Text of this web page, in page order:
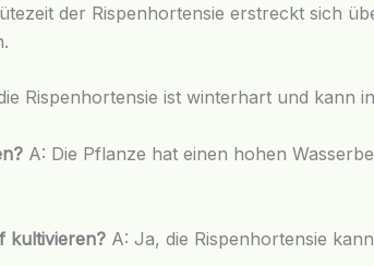
der Rispenhortensie erstreckt sich
Rispenhortensie ist winterhart und kann
A: Die Pflanze hat einen hohen
kultivieren? A: Ja, die Rispenhortensie